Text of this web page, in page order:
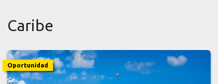
Caribe
Oportunidad